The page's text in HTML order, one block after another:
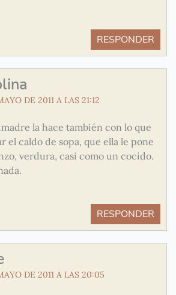
RESPONDER
DE 2011 A LAS 21:12
la hace también con lo que
el caldo de sopa, que ella le pone
verdura, casi como un cocido.
RESPONDER
DE 2011 A LAS 20:05